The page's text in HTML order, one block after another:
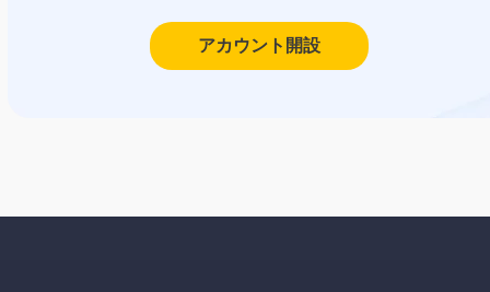
アカウント開設